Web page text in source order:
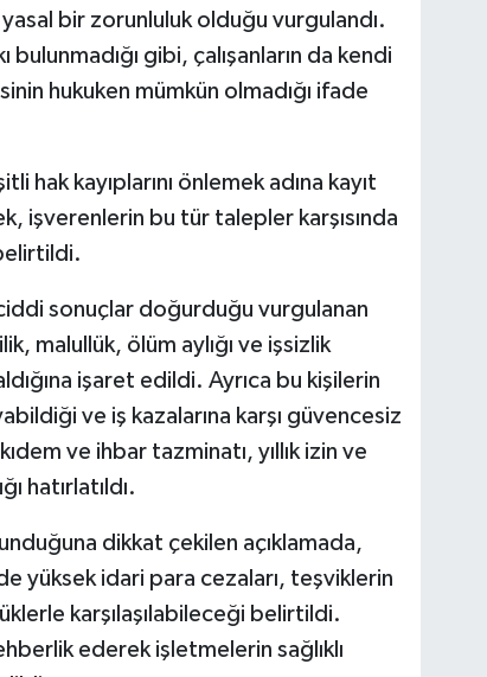
bir zorunluluk olduğu vurgulandı.
bulunmadığı gibi, çalışanların da kendi
hukuken mümkün olmadığı ifade
hak kayıplarını önlemek adına kayıt
işverenlerin bu tür talepler karşısında
ciddi sonuçlar doğurduğu vurgulanan
malullük, ölüm aylığı ve işsizlik
işaret edildi. Ayrıca bu kişilerin
ve iş kazalarına karşı güvencesiz
ve ihbar tazminatı, yıllık izin ve
hatırlatıldı.
dikkat çekilen açıklamada,
yüksek idari para cezaları, teşviklerin
karşılaşılabileceği belirtildi.
ederek işletmelerin sağlıklı